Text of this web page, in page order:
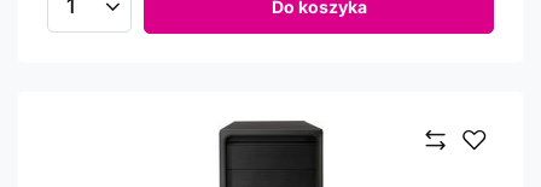
Ilość produktów Do koszyka